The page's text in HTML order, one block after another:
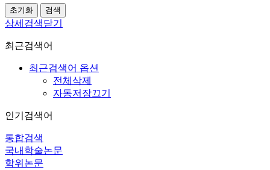
상세검색닫기
최근검색어
최근검색어 옵션
전체삭제
자동저장끄기
인기검색어
통합검색
국내학술논문
학위논문